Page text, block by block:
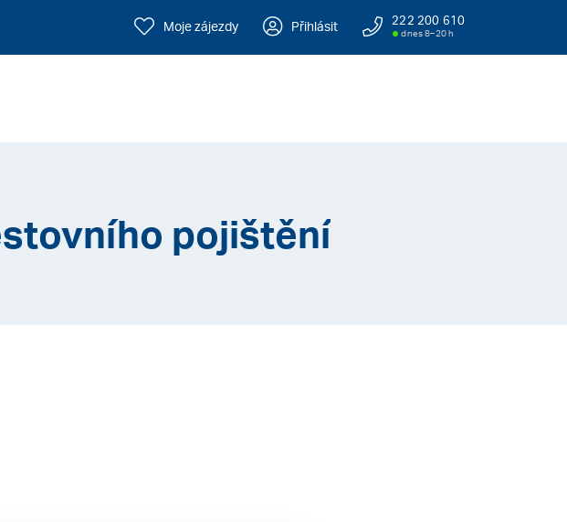
Moje zájezdy Přihlásit 222 200 610
dnes 8–20 h
pojištění